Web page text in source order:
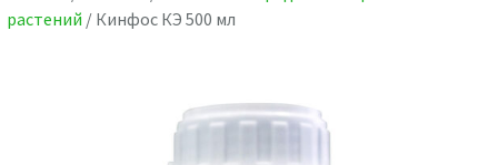
растений / Кинфос КЭ 500 мл